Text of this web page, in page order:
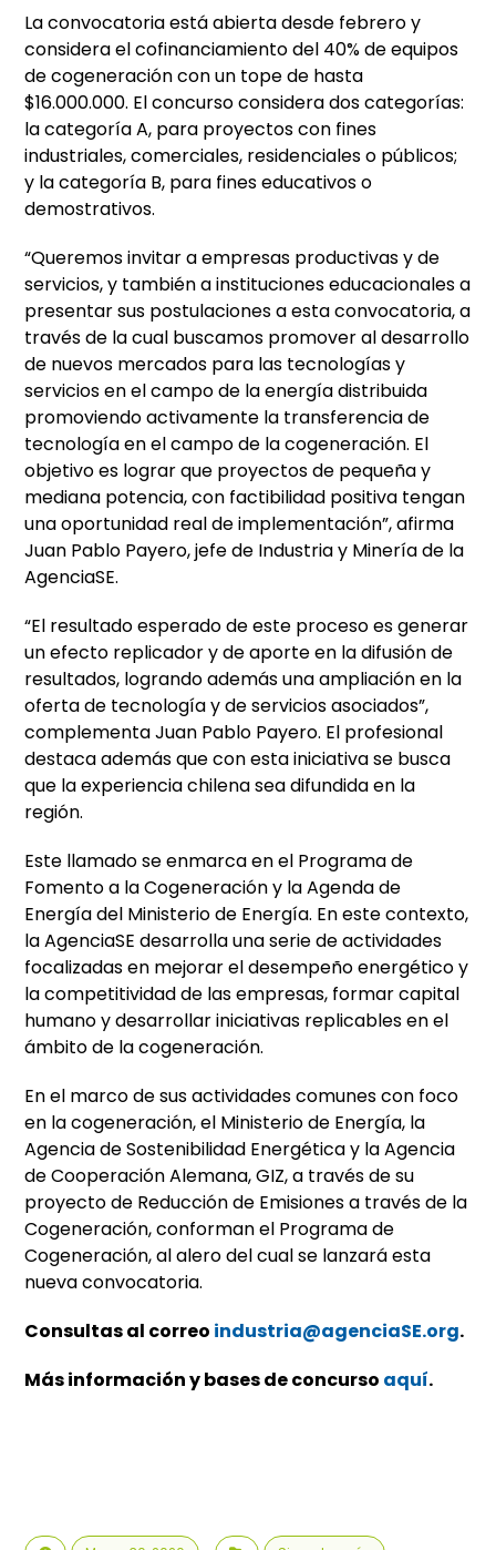
La convocatoria está abierta desde febrero y
considera el cofinanciamiento del 40% de equipos
de cogeneración con un tope de hasta
$16.000.000. El concurso considera dos categorías:
la categoría A, para proyectos con fines
industriales, comerciales, residenciales o públicos;
y la categoría B, para fines educativos o
demostrativos.
“Queremos invitar a empresas productivas y de
servicios, y también a instituciones educacionales a
presentar sus postulaciones a esta convocatoria, a
través de la cual buscamos promover al desarrollo
de nuevos mercados para las tecnologías y
servicios en el campo de la energía distribuida
promoviendo activamente la transferencia de
tecnología en el campo de la cogeneración. El
objetivo es lograr que proyectos de pequeña y
mediana potencia, con factibilidad positiva tengan
una oportunidad real de implementación”, afirma
Juan Pablo Payero, jefe de Industria y Minería de la
AgenciaSE.
“El resultado esperado de este proceso es generar
un efecto replicador y de aporte en la difusión de
resultados, logrando además una ampliación en la
oferta de tecnología y de servicios asociados”,
complementa Juan Pablo Payero. El profesional
destaca además que con esta iniciativa se busca
que la experiencia chilena sea difundida en la
región.
Este llamado se enmarca en el Programa de
Fomento a la Cogeneración y la Agenda de
Energía del Ministerio de Energía. En este contexto,
la AgenciaSE desarrolla una serie de actividades
focalizadas en mejorar el desempeño energético y
la competitividad de las empresas, formar capital
humano y desarrollar iniciativas replicables en el
ámbito de la cogeneración.
En el marco de sus actividades comunes con foco
en la cogeneración, el Ministerio de Energía, la
Agencia de Sostenibilidad Energética y la Agencia
de Cooperación Alemana, GIZ, a través de su
proyecto de Reducción de Emisiones a través de la
Cogeneración, conforman el Programa de
Cogeneración, al alero del cual se lanzará esta
nueva convocatoria.
Consultas al correo industria@agenciaSE.org.
Más información y bases de concurso aquí.